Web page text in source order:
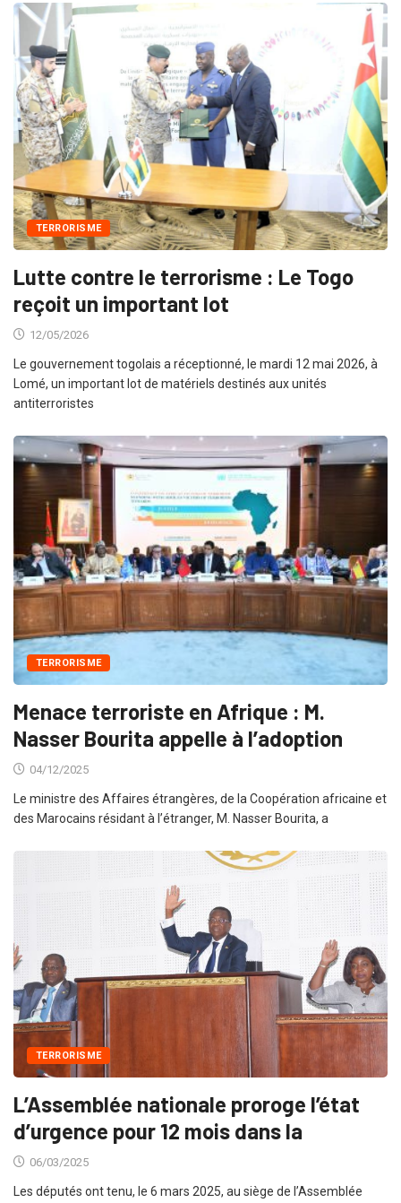
TERRORISME
Lutte contre le terrorisme : Le Togo
reçoit un important lot
12/05/2026
Le gouvernement togolais a réceptionné, le mardi 12 mai 2026, à
Lomé, un important lot de matériels destinés aux unités
antiterroristes
TERRORISME
Menace terroriste en Afrique : M.
Nasser Bourita appelle à l’adoption
04/12/2025
Le ministre des Affaires étrangères, de la Coopération africaine et
des Marocains résidant à l’étranger, M. Nasser Bourita, a
TERRORISME
L’Assemblée nationale proroge l’état
d’urgence pour 12 mois dans la
06/03/2025
Les députés ont tenu, le 6 mars 2025, au siège de l’Assemblée